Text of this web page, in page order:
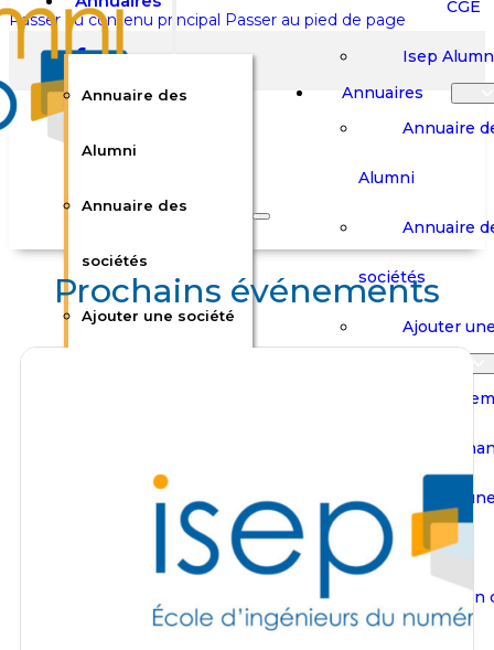
Passer au contenu principal Passer au pied de page
Rechercher sur le site
Rechercher
0
Votre panier est vide.
Connecter
Annuaire des
Alumni
Annuaire des
sociétés
Ajouter une société
Offres d’emploi /
Stages / Alternance
Publier une offre
CGE
Isep
Annuaires
Annuaire
Alumni
Annuaire
sociétés
Ajouter
Offres
Stages /
Publier
d’emploi
Prochains événements